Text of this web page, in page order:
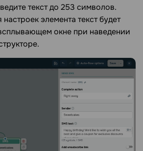
текст до 253 символов.
элемента текст будет
окне при наведении